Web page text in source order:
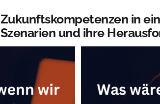
Zukunftskompetenzen in
Szenarien und ihre